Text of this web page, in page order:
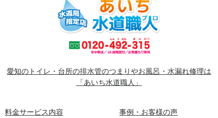
愛知のトイレ・台所の排水管のつまりやお風呂・水漏れ修理は
「あいち水道職人」
料金サービス内容
事例・お客様の声